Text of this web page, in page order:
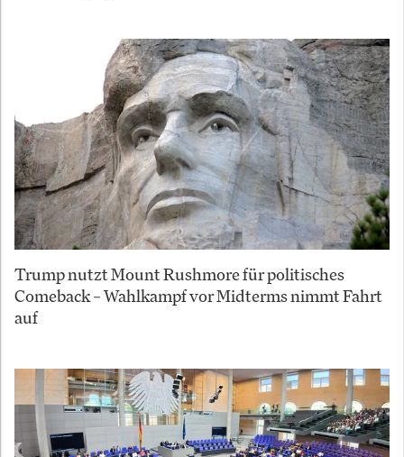
Trump nutzt Mount Rushmore für politisches
Comeback – Wahlkampf vor Midterms nimmt Fahrt
auf